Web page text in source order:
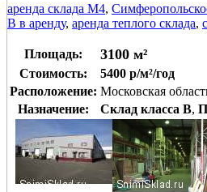
аренда склада М4,
В в аренду, аренда теплого склада,
Площадь: 3100 м²
Стоимость:
5400 р/м²/год
Расположение: Московская
Назначение:
Склад класса B,